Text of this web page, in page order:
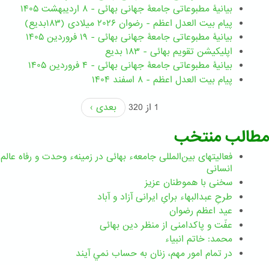
بیانیۀ مطبوعاتی جامعۀ جهانی بهائی - ۸ اردیبهشت ۱۴۰۵
پیام بیت العدل اعظم - رضوان ۲۰۲۶ میلادی (۱۸۳بدیع)
بیانیۀ مطبوعاتی جامعۀ جهانی بهائی - ۱۹ فروردین ۱۴۰۵
اپلیکیشن تقویم بهائی - ۱۸۳ بدیع
بیانیۀ مطبوعاتی جامعۀ جهانی بهائی - ۴ فروردین ۱۴۰۵
پیام بیت العدل اعظم - ۸ اسفند ۱۴۰۴
1 از 320
بعدی ›
مطالب منتخب
فعالیتهای بین‌المللی جامعهء بهائی در زمینهء وحدت و رفاه عالم
انسانی
سخنی با هموطنان عزیز
طرحِ عبدالبهاء برایِ ایرانی آزاد و آباد
عید اعظم رضوان
عفّت و پاکدامنی از منظر دین بهائی
محمد: خاتم انبیاء
در تمام امور مهم،‌ زنان به حساب نمي آيند